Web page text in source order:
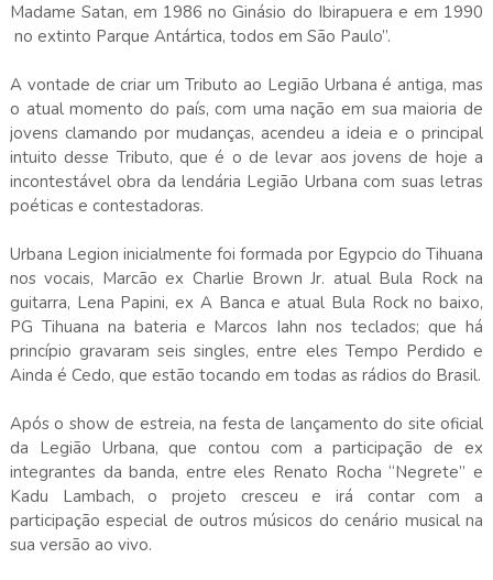
Madame Satan, em 1986 no Ginásio do Ibirapuera e em 1990
no extinto Parque Antártica, todos em São Paulo”.
A vontade de criar um Tributo ao Legião Urbana é antiga, mas
o atual momento do país, com uma nação em sua maioria de
jovens clamando por mudanças, acendeu a ideia e o principal
intuito desse Tributo, que é o de levar aos jovens de hoje a
incontestável obra da lendária Legião Urbana com suas letras
poéticas e contestadoras.
Urbana Legion inicialmente foi formada por Egypcio do Tihuana
nos vocais, Marcão ex Charlie Brown Jr. atual Bula Rock na
guitarra, Lena Papini, ex A Banca e atual Bula Rock no baixo,
PG Tihuana na bateria e Marcos Iahn nos teclados; que há
princípio gravaram seis singles, entre eles Tempo Perdido e
Ainda é Cedo, que estão tocando em todas as rádios do Brasil.
Após o show de estreia, na festa de lançamento do site oficial
da Legião Urbana, que contou com a participação de ex
integrantes da banda, entre eles Renato Rocha “Negrete” e
Kadu Lambach, o projeto cresceu e irá contar com a
participação especial de outros músicos do cenário musical na
sua versão ao vivo.